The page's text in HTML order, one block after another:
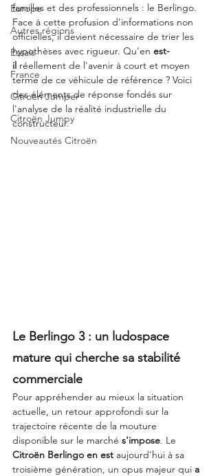
Europe
Autres régions
Essais
France
Citroën Jumper
Citroën Jumpy
Nouveautés Citroën
familles et des professionnels : le Berlingo.
Face à cette profusion d'informations non
officielles, il devient nécessaire de trier les
hypothèses avec rigueur. Qu'en est-
il réellement de l'avenir à court et moyen
terme de ce véhicule de référence ? Voici
des éléments de réponse fondés sur
l'analyse de la réalité industrielle du
constructeur.
Le Berlingo 3 : un ludospace
mature qui cherche sa stabilité
commerciale
Pour appréhender au mieux la situation
actuelle, un retour approfondi sur la
trajectoire récente de la mouture
disponible sur le marché s'impose. Le
Citroën Berlingo en est aujourd'hui à sa
troisième génération, un opus majeur qui a